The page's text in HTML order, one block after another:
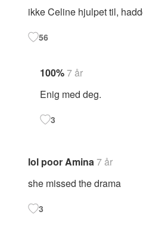
ikke Celine hjulpet til,
56
100%7 år
Enig med deg.
3
lol poor Amina7 år
she missed the drama
3